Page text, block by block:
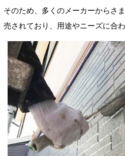
そのため、多くのメーカーからさ
売されており、用途やニーズに合